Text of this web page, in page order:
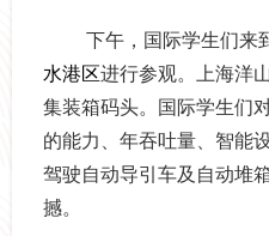
下午，国际学生们来
水港区进行参观。上海洋
集装箱码头。国际学生们
的能力、年吞吐量、智能
驾驶自动导引车及自动堆
撼。